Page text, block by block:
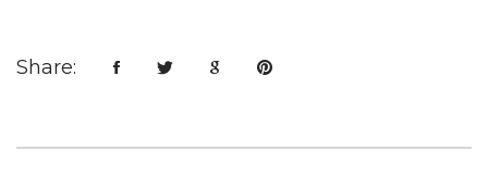
Share: